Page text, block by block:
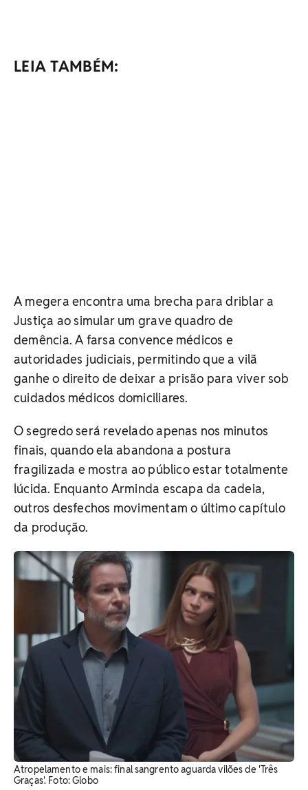
LEIA TAMBÉM:
A megera encontra uma brecha para driblar a
Justiça ao simular um grave quadro de
demência. A farsa convence médicos e
autoridades judiciais, permitindo que a vilã
ganhe o direito de deixar a prisão para viver sob
cuidados médicos domiciliares.
O segredo será revelado apenas nos minutos
finais, quando ela abandona a postura
fragilizada e mostra ao público estar totalmente
lúcida. Enquanto Arminda escapa da cadeia,
outros desfechos movimentam o último capítulo
da produção.
Atropelamento e mais: final sangrento aguarda vilões de 'Três
Graças'. Foto: Globo